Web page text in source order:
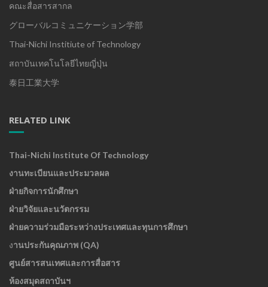
คณะสื่อสารสากล
グローバルコミュニケーション学部
Thai-Nichi Institiute of Technology
สถาบันเทคโนโลยีไทยญี่ปุ่น
泰日工業大学
RELATED LINK
Thai-Nichi Institute Of Technology
งานทะเบียนและประมวลผล
ฝ่ายกิจการนักศึกษา
ฝ่ายวิจัยและนวัตกรรม
ฝ่ายความร่วมมือระหว่างประเทศและทุนการศึกษา
งานประกันคุณภาพ (QA)
ศูนย์สารสนเทศและการสื่อสาร
ห้องสมุดสถาบันฯ